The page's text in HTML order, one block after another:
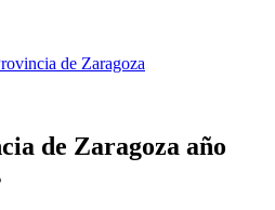
de Zaragoza
de Zaragoza año